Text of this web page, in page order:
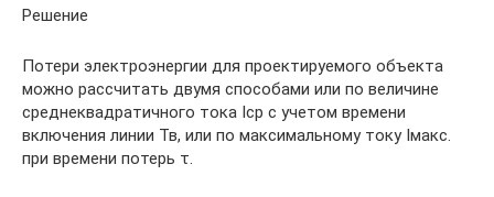
Решение
Потери электроэнергии для проектируемого объекта
можно рассчитать двумя способами или по величине
среднеквадратичного тока Iср с учетом времени
включения линии Тв, или по максимальному току Iмакс.
при времени потерь τ.